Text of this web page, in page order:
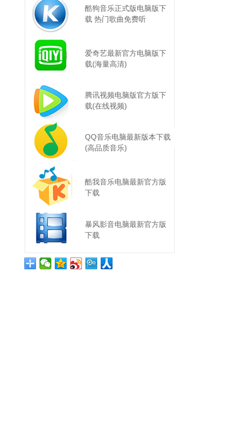
酷狗音乐正式版电脑版下
载 热门歌曲免费听
爱奇艺最新官方电脑版下
载(海量高清)
腾讯视频电脑版官方版下
载(在线视频)
QQ音乐电脑最新版本下载
(高品质音乐)
酷我音乐电脑最新官方版
下载
暴风影音电脑最新官方版
下载